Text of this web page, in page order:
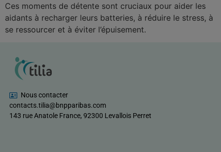
Ces moments de détente sont cruciaux pour aider les
aidants à recharger leurs batteries, à réduire le stress, à
se ressourcer et à éviter l’épuisement.
Nous contacter
contacts.tilia@bnpparibas.com
143 rue Anatole France, 92300 Levallois Perret